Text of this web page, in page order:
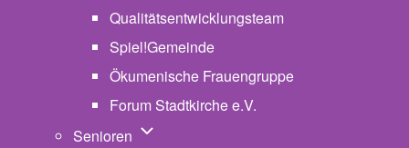
Qualitätsentwicklungsteam
Spiel!Gemeinde
Ökumenische Frauengruppe
Forum Stadtkirche e.V.
Senioren Unternavigation von Senioren